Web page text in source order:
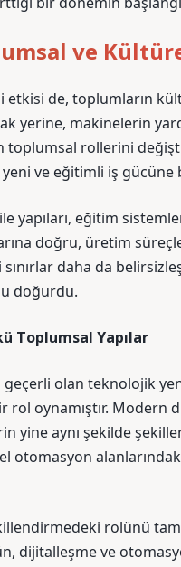
ve
de, toplumların
yerine, makinelerin
toplumsal rollerini
ve eğitimli iş gücüne
yapıları, eğitim
doğru, üretim
sınırlar daha da
doğurdu.
Toplumsal Yapılar
geçerli olan teknolojik
oynamıştır.
yine aynı şekilde
rolünü
dijitalleşme ve